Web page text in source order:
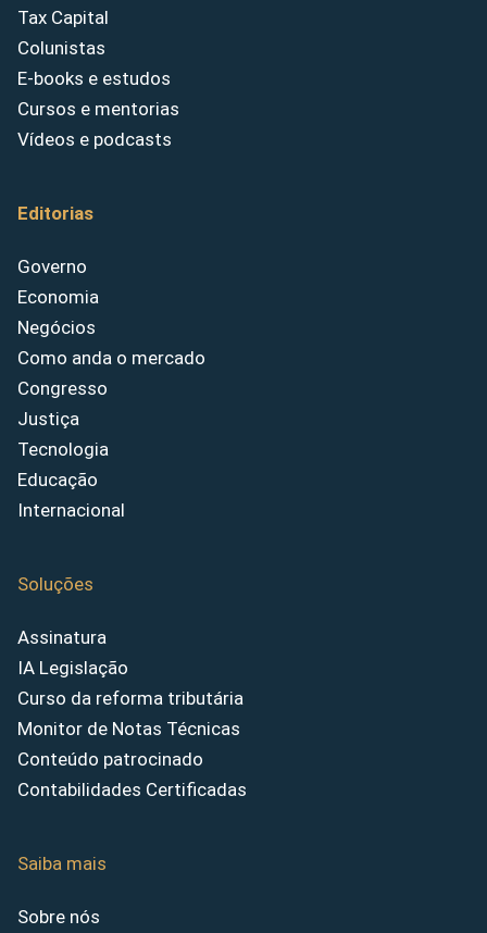
Tax Capital
Colunistas
E-books e estudos
Cursos e mentorias
Vídeos e podcasts
Editorias
Governo
Economia
Negócios
Como anda o mercado
Congresso
Justiça
Tecnologia
Educação
Internacional
Soluções
Assinatura
IA Legislação
Curso da reforma tributária
Monitor de Notas Técnicas
Conteúdo patrocinado
Contabilidades Certificadas
Saiba mais
Sobre nós